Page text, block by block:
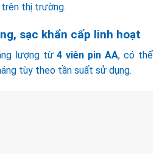
trên thị trường.
sạc khẩn cấp linh hoạt
lượng từ4 viên pin AA, có thể
tùy theo tần suất sử dụng.